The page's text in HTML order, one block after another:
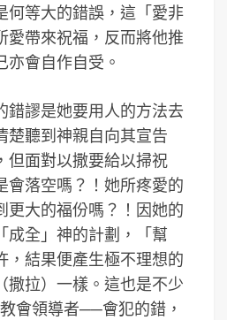
何等大的錯誤，這「愛非
愛帶來祝福，反而將他推
亦會自作自受。
錯謬是她要用人的方法去
楚聽到神親自向其宣告
但面對以撒要給以掃祝
會落空嗎？！她所疼愛的
更大的福份嗎？！因她的
成全」神的計劃，「幫
，結果便產生極不理想的
撒拉）一樣。這也是不少
會領導者──會犯的錯，